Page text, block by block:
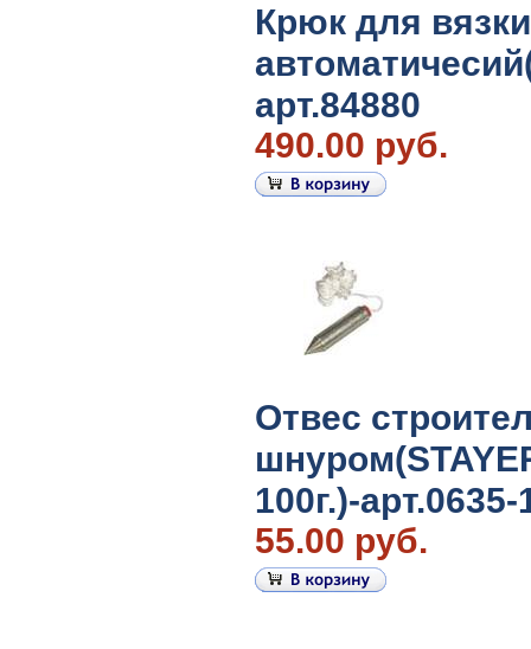
Крюк для
арт.84880
490.00 руб.
Отвес
100г.)-арт.0635-
55.00 руб.